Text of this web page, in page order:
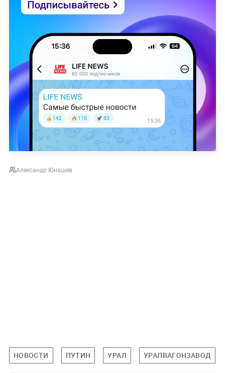
Александр Юнашев
НОВОСТИ ПУТИН УРАЛ УРАЛВАГОНЗАВОД